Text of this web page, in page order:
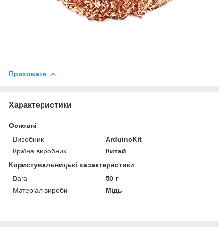
Приховати
Характеристики
Основні
Виробник
ArduinoKit
Країна виробник
Китай
Користувальницькі характеристики
Вага
50 г
Матеріал вироби
Мідь